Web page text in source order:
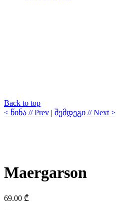
Back to top
< წინა // Prev | შემდეგი // Next >
Maergarson
69.00 ₾